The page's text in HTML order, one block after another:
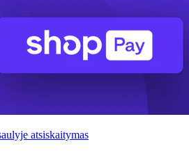
atsiskaitymas